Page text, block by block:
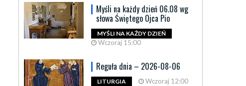
Myśli na każdy dzień 06.08 wg
słowa Świętego Ojca Pio
MYŚLI NA KAŻDY DZIEŃ
Wczoraj 15:00
Reguła dnia – 2026-08-06
LITURGIA Wczoraj 12:00